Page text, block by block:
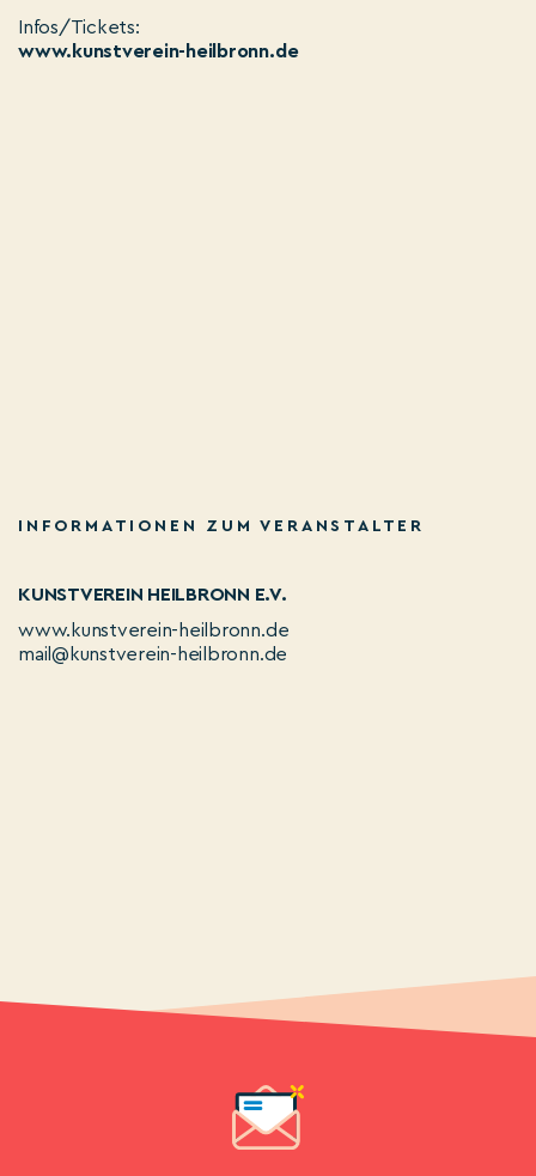
Infos/Tickets:
www.kunstverein-heilbronn.de
INFORMATIONEN ZUM VERANSTALTER
KUNSTVEREIN HEILBRONN E.V.
www.kunstverein-heilbronn.de
mail@kunstverein-heilbronn.de